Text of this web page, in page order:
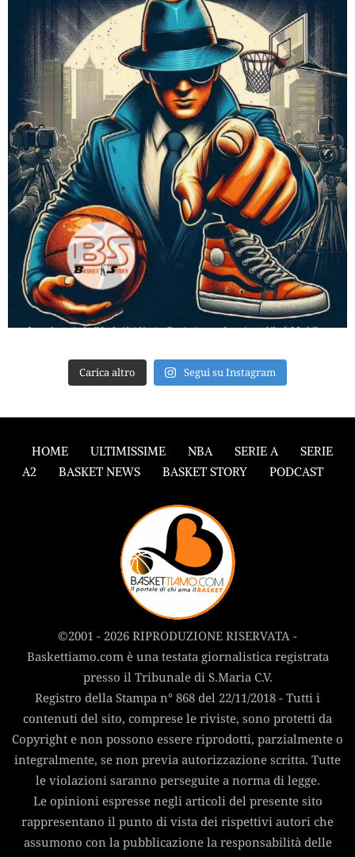
Carica altro Segui su Instagram
HOME ULTIMISSIME NBA SERIE A
SERIE
A2
BASKET NEWS BASKET STORY PODCAST
©2001 - 2026 RIPRODUZIONE RISERVATA -
Baskettiamo.com è una testata giornalistica registrata
presso il Tribunale di S.Maria C.V.
Registro della Stampa n° 868 del 22/11/2018 - Tutti i
contenuti del sito, comprese le riviste, sono protetti da
Copyright e non possono essere riprodotti, parzialmente o
integralmente, se non previa autorizzazione scritta. Tutte
le violazioni saranno perseguite a norma di legge.
Le opinioni espresse negli articoli del presente sito
rappresentano il punto di vista dei rispettivi autori che
assumono con la pubblicazione la responsabilità delle